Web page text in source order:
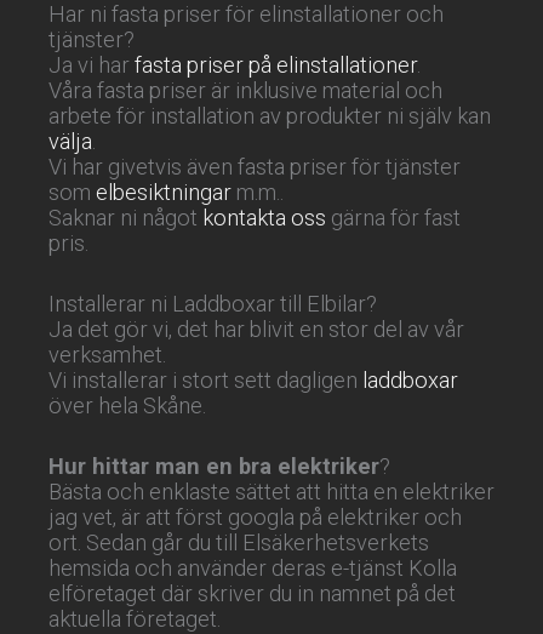
Har ni fasta priser för elinstallationer och
tjänster?
Ja vi harfasta priser på elinstallationer.
Våra fasta priser är inklusive material och
arbete för installation av produkter ni själv kan
välja
Vi har givetvis även fasta priser för tjänster
som elbesiktningar m.m..
Saknar ni något kontakta oss gärna för fast
pris.
Installerar ni Laddboxar till Elbilar?
Ja det gör vi, det har blivit en stor del av vår
verksamhet.
Vi installerar i stort sett dagligen laddboxar
över hela Skåne.
Hur hittar man en bra elektriker?
Bästa och enklaste sättet att hitta en elektriker
jag vet, är att först googla på elektriker och
ort. Sedan går du till Elsäkerhetsverkets
hemsida och använder deras e-tjänst Kolla
elföretaget där skriver du in namnet på det
aktuella företaget.